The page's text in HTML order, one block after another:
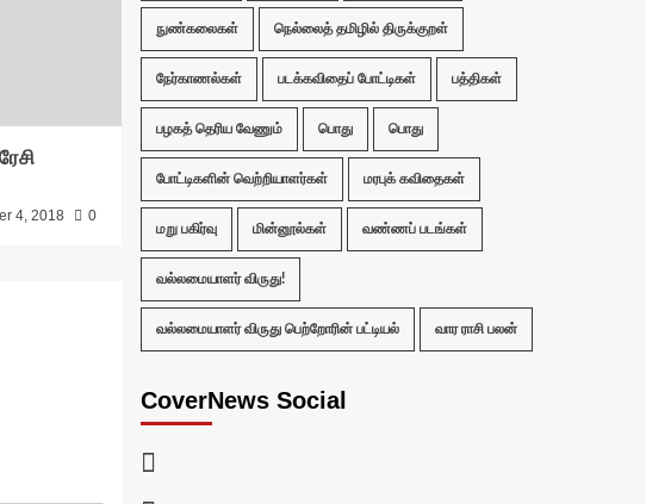
4, 2018 0
நுண்கலைகள் நெல்லைத் தமிழில் திருக்குறள்
நேர்காணல்கள் படக்கவிதைப் போட்டிகள் பத்திகள்
பழகத் தெரிய வேணும் பொது பொது
போட்டிகளின் வெற்றியாளர்கள் மரபுக் கவிதைகள்
மறு பகிர்வு மின்னூல்கள் வண்ணப் படங்கள்
வல்லமையாளர் விருது!
வல்லமையாளர் விருது பெற்றோரின் பட்டியல் வார ராசி பலன்
CoverNews Social